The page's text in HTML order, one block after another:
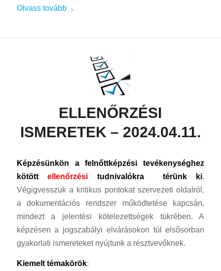
Olvass tovább
ELLENŐRZÉSI
ISMERETEK – 2024.04.11.
Képzésünkön a felnőttképzési tevékenységhez
kötöttellenőrzési tudnivalókra térünk ki.
Végigvesszük a kritikus pontokat szervezeti oldalról,
a dokumentációs rendszer működtetése kapcsán,
mindezt a jelentési kötelezettségek tükrében. A
képzésen a jogszabályi elvárásokon túl elsősorban
gyakorlati ismereteket nyújtunk a résztvevőknek.
Kiemelt témakörök: